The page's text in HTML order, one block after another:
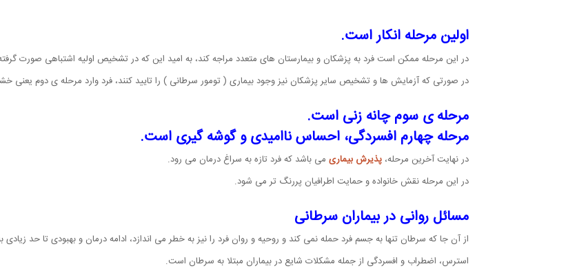
اولین مرحله انکار است.
در این مرحله ممکن است فرد به پزشکان و بیمارستان های متعدد مراجه کند، به امید این که در تشخیص اولیه اشتباهی صورت
در صورتی که آزمایش ها و تشخیص سایر پزشکان نیز وجود بیماری ( تومور سرطانی ) را تایید کنند، فرد وارد مرحله ی دوم یعنی
مرحله ی سوم چانه زنی است.
مرحله چهارم افسردگی، احساس ناامیدی و گوشه گیری است.
در نهایت آخرین مرحله، پذیرش بیماری می باشد که فرد تازه به سراغ درمان می رود.
در این مرحله نقش خانواده و حمایت اطرافیان پررنگ تر می شود.
مسائل روانی در بیماران سرطانی
از آن جا که سرطان تنها به جسم فرد حمله نمی کند و روحیه و روان فرد را نیز به خطر می اندازد، ادامه درمان و بهبودی تا حد
استرس، اضطراب و افسردگی از جمله مشکلات شایع در بیماران مبتلا به سرطان است.